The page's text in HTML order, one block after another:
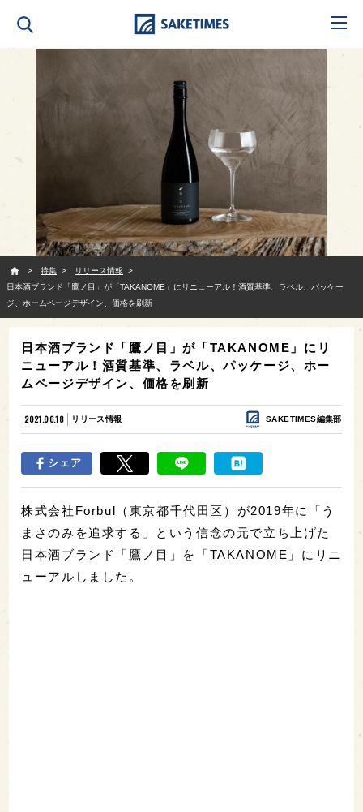
特集
リリース情報
日本酒ブランド「鷹ノ目」が「TAKANOME」にリニューアル！酒質基準、ラベル、パッケー
ジ、ホームページデザイン、価格を刷新
日本酒ブランド「鷹ノ目」が「TAKANOME」にリ
ニューアル！酒質基準、ラベル、パッケージ、ホー
ムページデザイン、価格を刷新
2021.06.18 リリース情報 SAKETIMES編集部
シェア
株式会社Forbul（東京都千代田区）が2019年に「う
まさのみを追求する」という信念の元で立ち上げた
日本酒ブランド「鷹ノ目」を「TAKANOME」にリニ
ューアルしました。